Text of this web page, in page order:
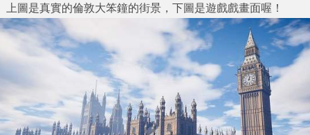
上圖是真實的倫敦大笨鐘的街景，下圖是遊戲戲畫面喔！